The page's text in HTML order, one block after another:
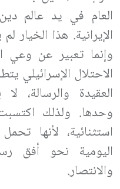
العام في يد عالم
الإيرانية. هذا
وإنما تعبير عن وعي
الاحتلال الإسرائيلي
العقيدة والرسالة،
وحدها. ولذلك
استثنائية، لأنها
اليومية نحو أفق
والانتصار.